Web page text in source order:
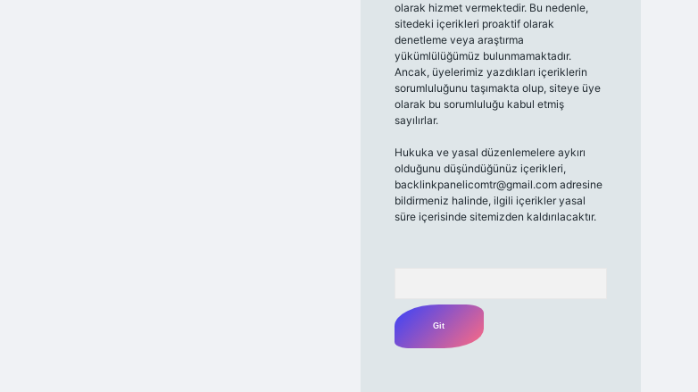
olarak hizmet vermektedir. Bu nedenle,
sitedeki içerikleri proaktif olarak
denetleme veya araştırma
yükümlülüğümüz bulunmamaktadır.
Ancak, üyelerimiz yazdıkları içeriklerin
sorumluluğunu taşımakta olup, siteye üye
olarak bu sorumluluğu kabul etmiş
sayılırlar.
Hukuka ve yasal düzenlemelere aykırı
olduğunu düşündüğünüz içerikleri,
backlinkpanelicomtr@gmail.comadresine
bildirmeniz halinde, ilgili içerikler yasal
süre içerisinde sitemizden kaldırılacaktır.